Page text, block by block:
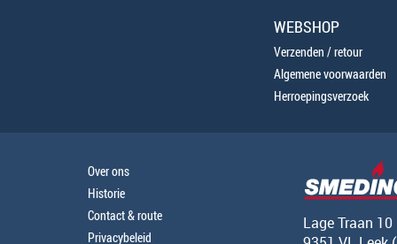
WEBSHOP
Verzenden / retour
Algemene voorwaarden
Herroepingsverzoek
Over ons
Historie
Contact & route
Privacybeleid
Lage Traan 10